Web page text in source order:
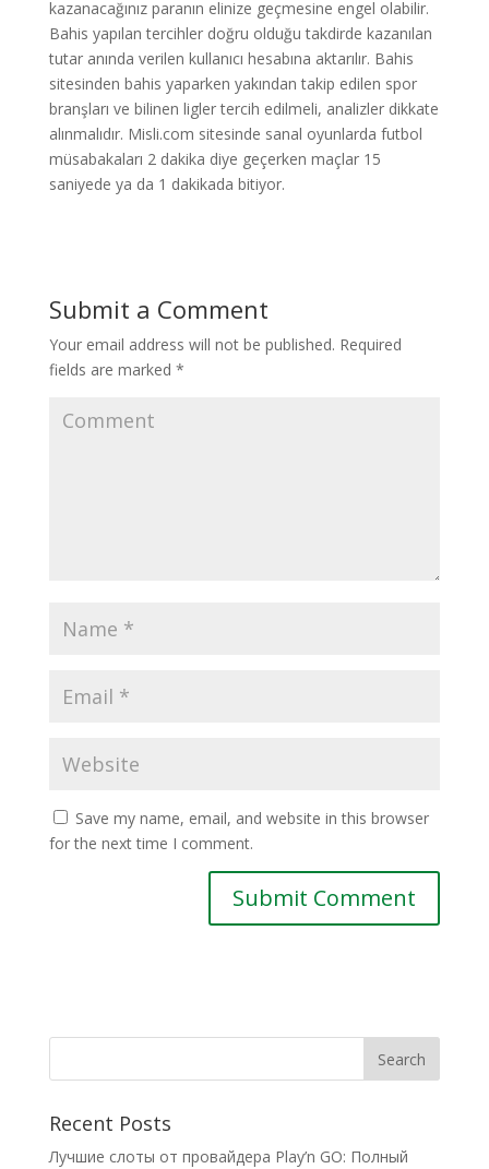
kazanacağınız paranın elinize geçmesine engel olabilir.
Bahis yapılan tercihler doğru olduğu takdirde kazanılan
tutar anında verilen kullanıcı hesabına aktarılır. Bahis
sitesinden bahis yaparken yakından takip edilen spor
branşları ve bilinen ligler tercih edilmeli, analizler dikkate
alınmalıdır. Misli.com sitesinde sanal oyunlarda futbol
müsabakaları 2 dakika diye geçerken maçlar 15
saniyede ya da 1 dakikada bitiyor.
Submit a Comment
Your email address will not be published. Required
fields are marked *
Save my name, email, and website in this browser
for the next time I comment.
Recent Posts
Лучшие слоты от провайдера Play’n GO: Полный